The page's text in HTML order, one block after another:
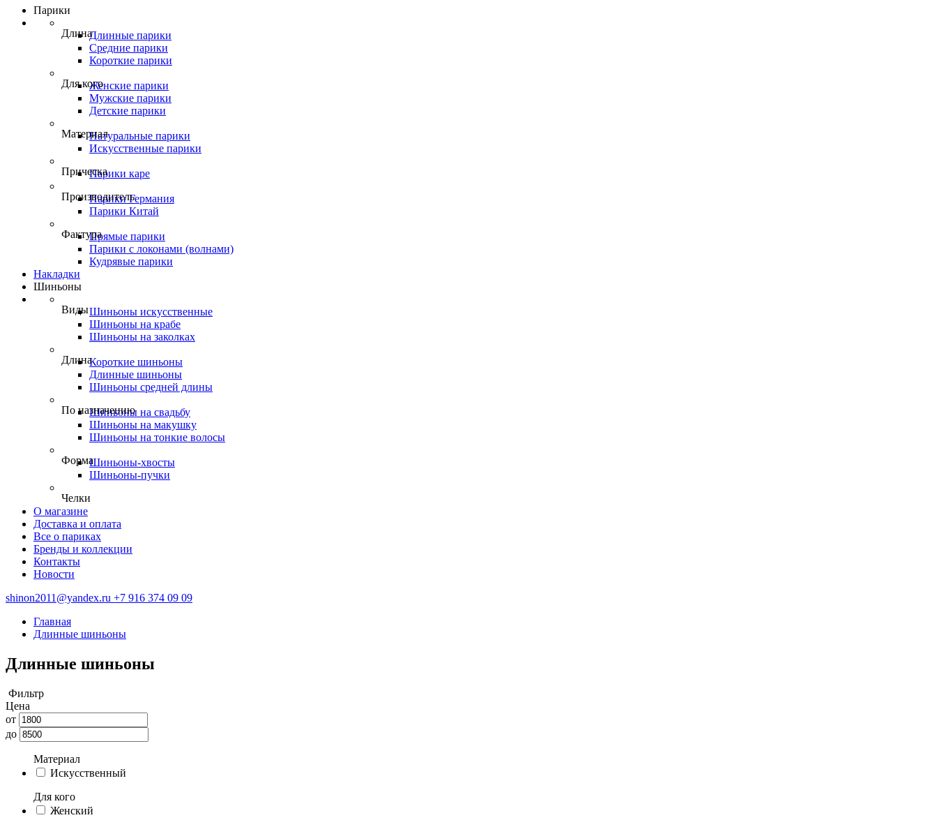
Парики
ДлинаДлинные парики
Средние парики
Короткие парики
Для когоЖенские парики
Мужские парики
Детские парики
МатериалНатуральные парики
Искусственные парики
ПрическаПарики каре
Производитель
Парики Германия
Парики Китай
ФактураПрямые парики
Парики с локонами (волнами)
Кудрявые парики
Накладки
Шиньоны
ВидыШиньоны искусственные
Шиньоны на крабе
Шиньоны на заколках
ДлинаКороткие шиньоны
Длинные шиньоны
Шиньоны средней длины
По назначению
Шиньоны на свадьбу
Шиньоны на макушку
Шиньоны на тонкие волосы
ФормаШиньоны-хвосты
Шиньоны-пучки
Челки
О магазине
Доставка и оплата
Все о париках
Бренды и коллекции
Контакты
Новости
shinon2011@yandex.ru +7 916 374 09 09
Главная
Длинные шиньоны
Длинные шиньоны
Фильтр
Цена
от
до
Материал
Искусственный
Для кого
Женский